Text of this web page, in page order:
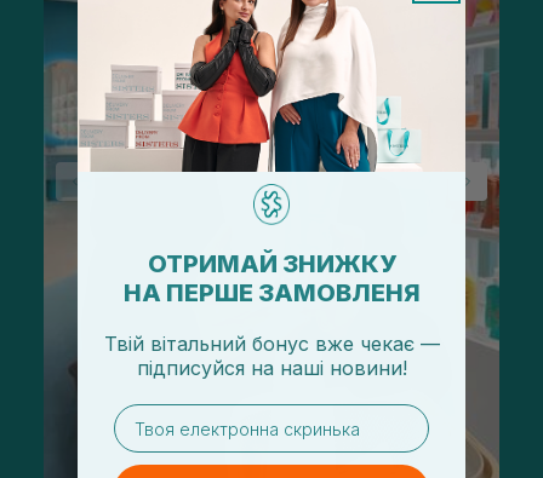
ОТРИМАЙ ЗНИЖКУ
НА ПЕРШЕ ЗАМОВЛЕНЯ
Твій вітальний бонус вже чекає —
підписуйся на наші новини!
email